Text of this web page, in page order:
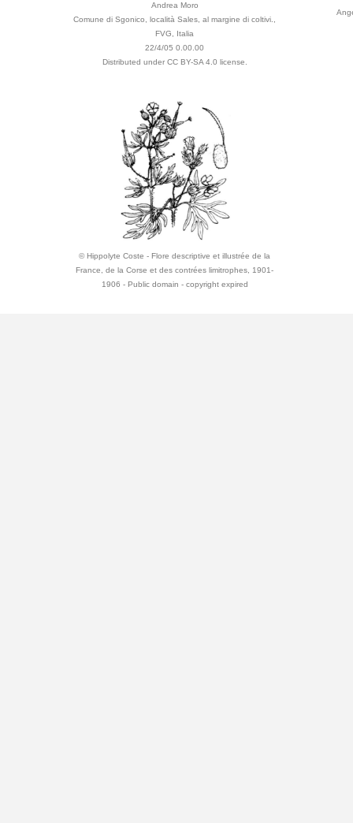
Andrea Moro
Comune di Sgonico, località Sales, al margine di coltivi.,
FVG, Italia
22/4/05 0.00.00
Distributed under CC BY-SA 4.0 license.
© Hippolyte Coste - Flore descriptive et illustrée de la
France, de la Corse et des contrées limitrophes, 1901-
1906 - Public domain - copyright expired